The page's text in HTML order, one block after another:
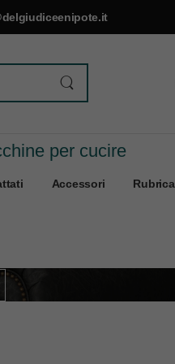
per cucire
Accessori Rubrica